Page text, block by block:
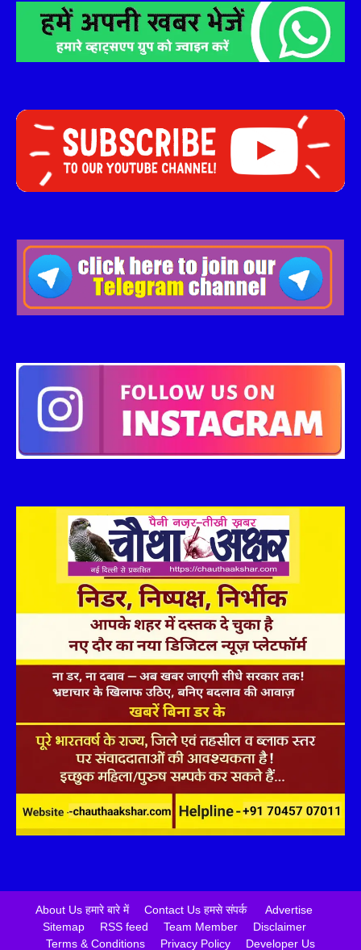
About Us हमारे बारे में Contact Us हमसे संपर्क
Advertise
Sitemap
RSS feed Team Member
Disclaimer
Terms & Conditions
Privacy Policy Developer Us